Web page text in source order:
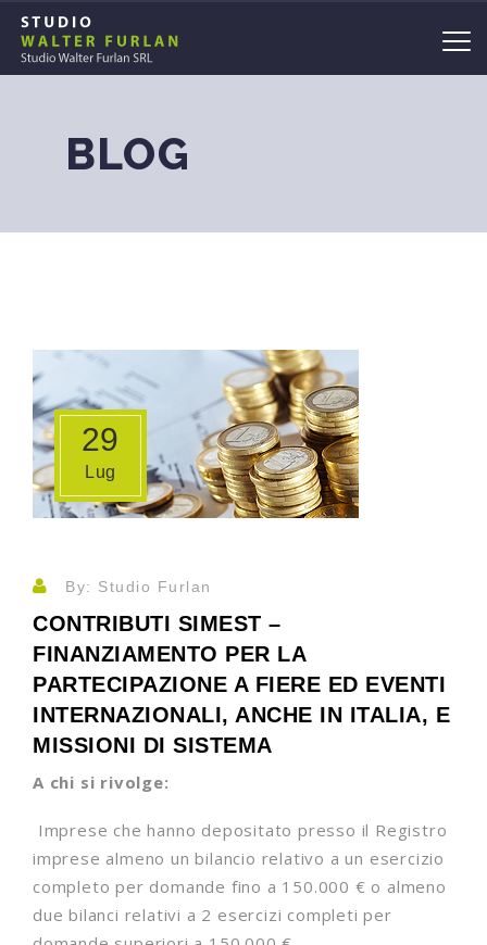
BLOG
29
Lug
By: Studio Furlan
CONTRIBUTI SIMEST –
FINANZIAMENTO PER LA
PARTECIPAZIONE A FIERE ED EVENTI
INTERNAZIONALI, ANCHE IN ITALIA, E
MISSIONI DI SISTEMA
A chi si rivolge:
Imprese che hanno depositato presso il Registro
imprese almeno un bilancio relativo a un esercizio
completo per domande fino a 150.000 € o almeno
due bilanci relativi a 2 esercizi completi per